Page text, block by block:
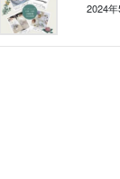
2024